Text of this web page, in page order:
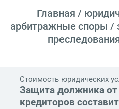
Главная /
арбитражные споры /
Стоимость юридических
Защита должника от
кредиторов